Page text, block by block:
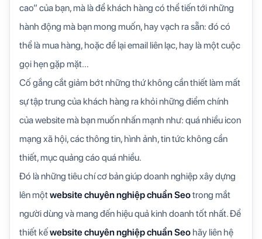
cao” của bạn, mà là để khách hàng có thể tiến tới những
hành động mà bạn mong muốn, hay vạch ra sẵn: đó có
thể là mua hàng, hoặc để lại email liên lạc, hay là một cuộc
gọi hẹn gặp mặt…
Cố gắng cắt giảm bớt những thứ không cần thiết làm mất
sự tập trung của khách hàng ra khỏi những điểm chính
của website mà bạn muốn nhấn mạnh như: quá nhiều icon
mạng xã hội, các thông tin, hình ảnh, tin tức không cần
thiết, mục quảng cáo quá nhiều.
Đó là những tiêu chí cơ bản giúp doanh nghiệp xây dựng
lên mộtwebsite chuyên nghiệp chuẩn Seotrong mắt
người dùng và mang đến hiệu quả kinh doanh tốt nhất. Để
thiết kếwebsite chuyên nghiệp chuẩn Seo hãy liên hệ